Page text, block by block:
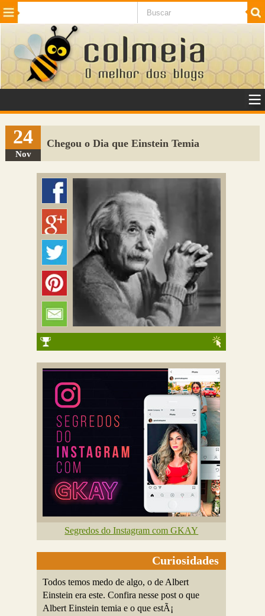
Beleza Cinema e TV
Internet Jogos NotÃ­cias SaÃºde
VeÃ­culos Adulto
Sugerir Link
Adicionar Blog
Colmeia Exchange
24
Nov
Chegou o Dia que Einstein Temia
Segredos do Instagram com GKAY
Curiosidades
Todos temos medo de algo, o de Albert
Einstein era este. Confira nesse post o que
Albert Einstein temia e o que estÃ¡